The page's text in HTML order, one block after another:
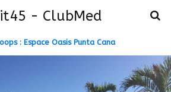
- ClubMed
: Espace Oasis Punta Cana